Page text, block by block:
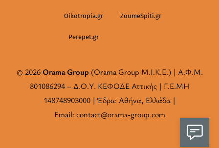
Oikotropia.gr ZoumeSpiti.gr
Perepet.gr
© 2026Orama Group (Orama Group Μ.Ι.Κ.Ε.) | Α.Φ.Μ.
801086294 – Δ.Ο.Υ. ΚΕΦΟΔΕ Αττικής | Γ.Ε.ΜΗ
148748903000 | Έδρα: Αθήνα, Ελλάδα |
Email: contact@orama-group.com